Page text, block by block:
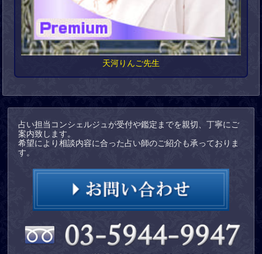
天河りんご先生
占い担当コンシェルジュが受付や鑑定までを親切、丁寧にご
案内致します。
希望により相談内容に合った占い師のご紹介も承っておりま
す。